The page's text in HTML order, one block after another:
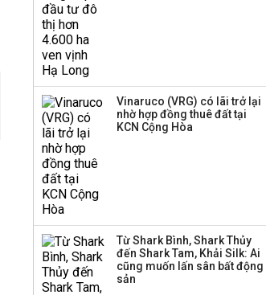
thu nhập cho hộ kinh
doanh, doanh nghiệp
có doanh thu dưới 10 tỷ
Vinaruco (VRG) có lãi trở lại
nhờ hợp đồng thuê đất tại
KCN Cộng Hòa
Từ Shark Bình, Shark Thủy
đến Shark Tam, Khải Silk: Ai
cũng muốn lấn sân bất động
sản